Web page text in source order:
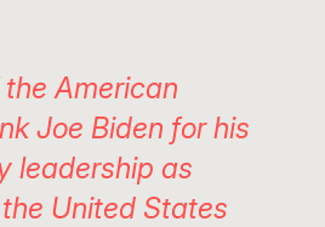
American
Joe Biden for his
leadership as
United States